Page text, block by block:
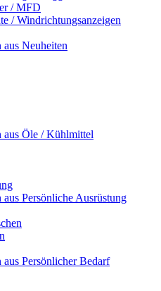
/ MFD
/ Windrichtungsanzeigen
aus Neuheiten
aus Öle / Kühlmittel
aus Persönliche Ausrüstung
aus Persönlicher Bedarf